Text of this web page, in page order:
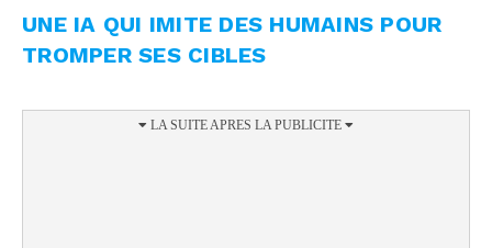
UNE IA QUI IMITE DES HUMAINS POUR
TROMPER SES CIBLES